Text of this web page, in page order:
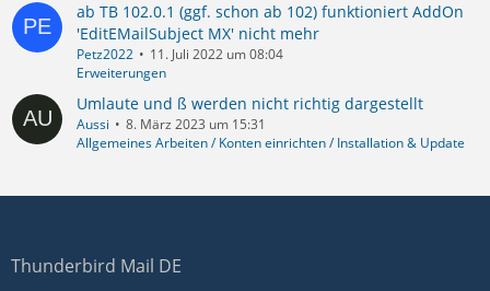
ab TB 102.0.1 (ggf. schon ab 102) funktioniert AddOn
'EditEMailSubject MX' nicht mehr
Petz2022
11. Juli 2022 um 08:04
Erweiterungen
Umlaute und ß werden nicht richtig dargestellt
Aussi
8. März 2023 um 15:31
Allgemeines Arbeiten / Konten einrichten / Installation & Update
Thunderbird Mail DE